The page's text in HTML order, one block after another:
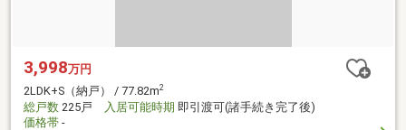
3,998万円
2LDK+S（納戸） / 77.82m2
総戸数 225戸 入居可能時期 即引渡可(諸手続き完了後)
価格帯 -